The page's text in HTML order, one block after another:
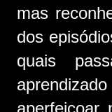
mas
dos
quais